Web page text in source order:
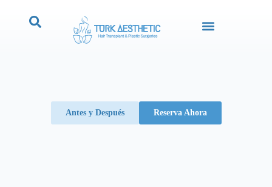
Antes y Después Reserva Ahora